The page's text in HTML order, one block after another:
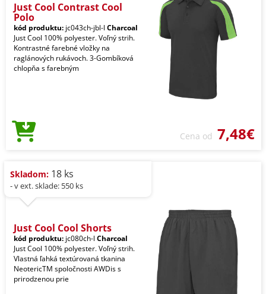
Just Cool Contrast Cool
Polo
kód produktu: jc043ch-jbl-l Charcoal
Just Cool 100% polyester. Voľný strih.
Kontrastné farebné vložky na
raglánových rukávoch. 3-Gombíková
chlopňa s farebným
Cena od 7,48€
Skladom: 18 ks
- v ext. sklade: 550 ks
Just Cool Cool Shorts
kód produktu: jc080ch-l Charcoal
Just Cool 100% polyester. Voľný strih.
Vlastná ľahká textúrovaná tkanina
NeotericTM spoločnosti AWDis s
prirodzenou prie